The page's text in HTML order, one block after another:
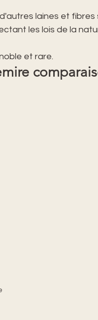
laines et fibres
les lois de la
et rare.